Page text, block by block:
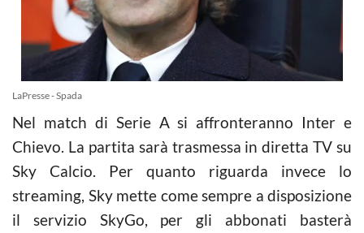
LaPresse - Spada
Nel match di Serie A si affronteranno Inter e
Chievo. La partita sarà trasmessa in diretta TV su
Sky Calcio. Per quanto riguarda invece lo
streaming, Sky mette come sempre a disposizione
il servizio SkyGo, per gli abbonati basterà